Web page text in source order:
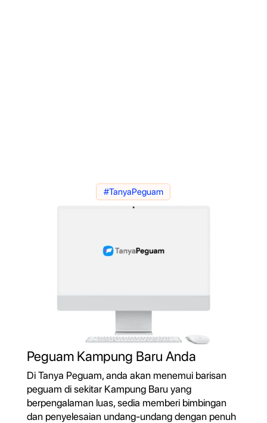
#TanyaPeguam
Peguam Kampung Baru Anda
Di Tanya Peguam, anda akan menemui barisan
peguam di sekitar Kampung Baru yang
berpengalaman luas, sedia memberi bimbingan
dan penyelesaian undang-undang dengan penuh